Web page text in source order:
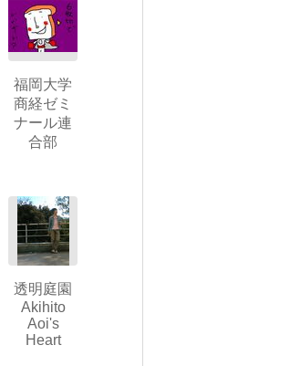
福岡大学
商経ゼミ
ナール連
合部
透明庭園
Akihito
Aoi's
Heart